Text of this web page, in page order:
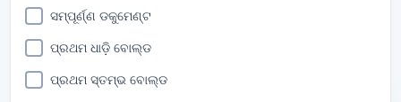
ସମ୍ପୂର୍ଣ୍ଣ ଡକୁମେଣ୍ଟ
ପ୍ରଥମ ଧାଡ଼ି ବୋଲ୍ଡ
ପ୍ରଥମ ସ୍ତମ୍ଭ ବୋଲ୍ଡ